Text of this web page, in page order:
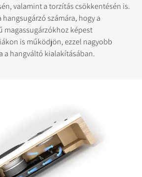
valamint a torzítás csökkentésén is.
számára, hogy a
magassugárzókhoz képest
is működjön, ezzel nagyobb
a hangváltó kialakításában.